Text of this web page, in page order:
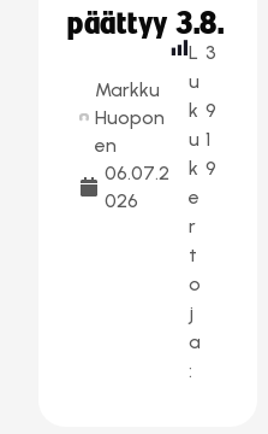
päättyy 3.8.
Markku
Huopon
en
06.07.2
026
L
u
k
u
k
e
r
t
o
j
a
:
3
9
1
9